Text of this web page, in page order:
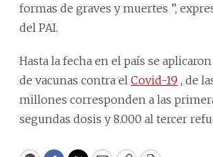
formas de graves y muertes ”,
del PAI.
Hasta la fecha en el país se
de vacunas contra el Covid-19 , de
millones corresponden a las
segundas dosis y 8.000 al tercer